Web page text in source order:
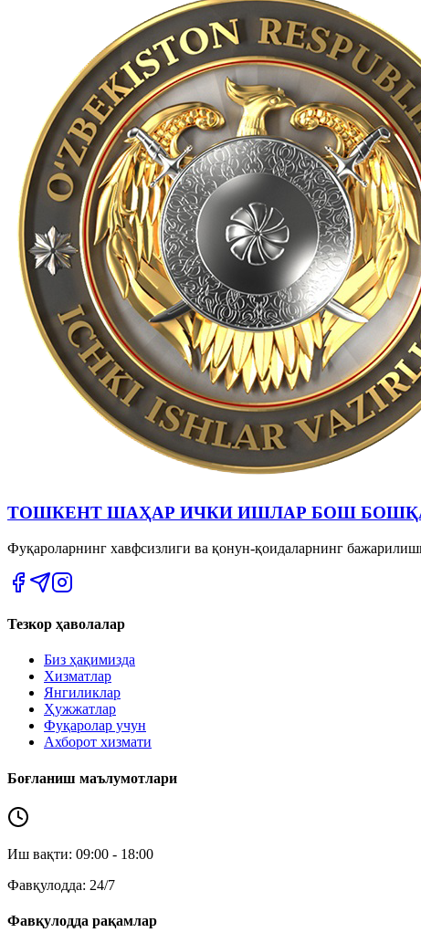
ТОШКЕНТ ШАҲАР ИЧКИ ИШЛАР БОШ
Фуқароларнинг хавфсизлиги ва қонун-қоидаларнинг
Тезкор ҳаволалар
Биз ҳақимизда
Хизматлар
Янгиликлар
Ҳужжатлар
Фуқаролар учун
Ахборот хизмати
Боғланиш маълумотлари
Иш вақти: 09:00 - 18:00
Фавқулодда: 24/7
Фавқулодда рақамлар